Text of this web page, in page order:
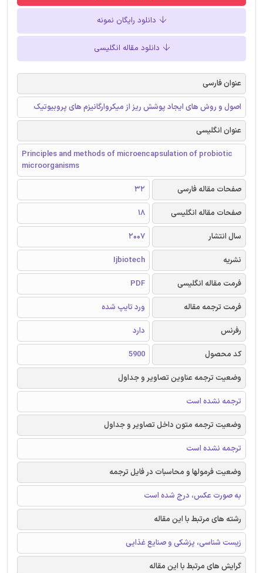
دانلود رایگان نمونه
دانلود مقاله انگلیسی
عنوان فارسی
اصول و روش های ایجاد پوشش ریز از میکروارگانیزم های پروبیوتیک
عنوان انگلیسی
Principles and methods of microencapsulation of probiotic
microorganisms
صفحات مقاله فارسی
32
صفحات مقاله انگلیسی
18
سال انتشار
2007
نشریه
Ijbiotech
فرمت مقاله انگلیسی
PDF
فرمت ترجمه مقاله
ورد تایپ شده
رفرنس
دارد
کد محصول
5900
وضعیت ترجمه عناوین تصاویر و جداول
ترجمه نشده است
وضعیت ترجمه متون داخل تصاویر و جداول
ترجمه نشده است
وضعیت فرمولها و محاسبات در فایل ترجمه
به صورت عکس، درج شده است
رشته های مرتبط با این مقاله
زیست شناسی، پزشکی و صنایع غذایی
گرایش های مرتبط با این مقاله